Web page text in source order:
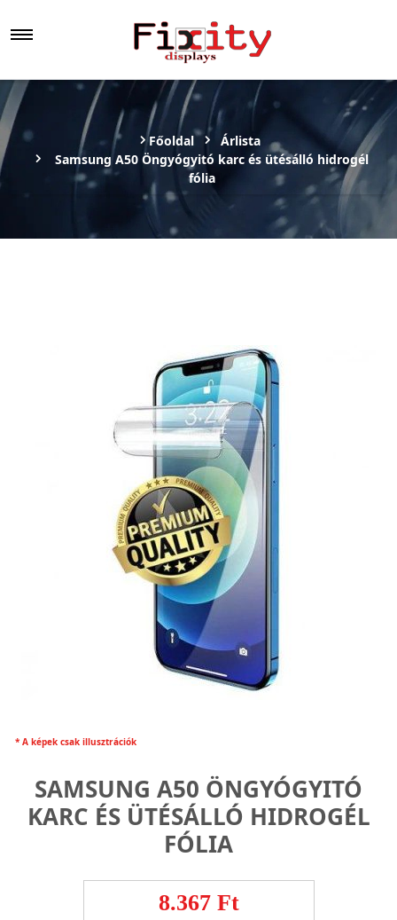
Főoldal
Árlista
Samsung A50 Öngyógyitó karc és ütésálló hidrogél
fólia
* A képek csak illusztrációk
SAMSUNG A50 ÖNGYÓGYITÓ
KARC ÉS ÜTÉSÁLLÓ HIDROGÉL
FÓLIA
8.367 Ft